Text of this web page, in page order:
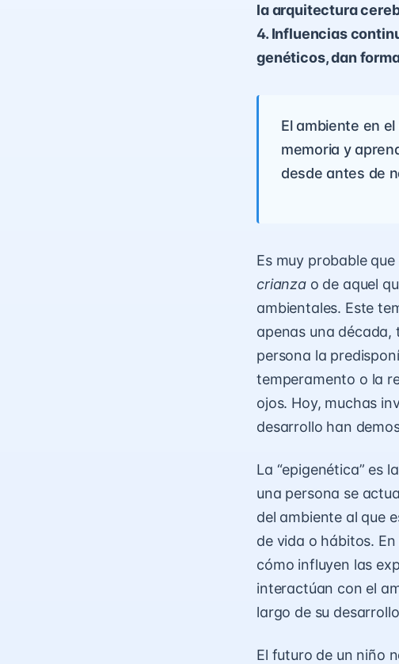
la arquitectura
4. Influencias
genéticos, dan
El ambiente en
memoria y
desde antes de
Es muy probable
crianzao de aquel
ambientales. Este
apenas una década,
persona la
temperamento o la
ojos. Hoy, muchas
desarrollo han
La “epigenética” es
una persona se
del ambiente al que
de vida o hábitos.
cómo influyen las
interactúan con el
largo de su
El futuro de un niño